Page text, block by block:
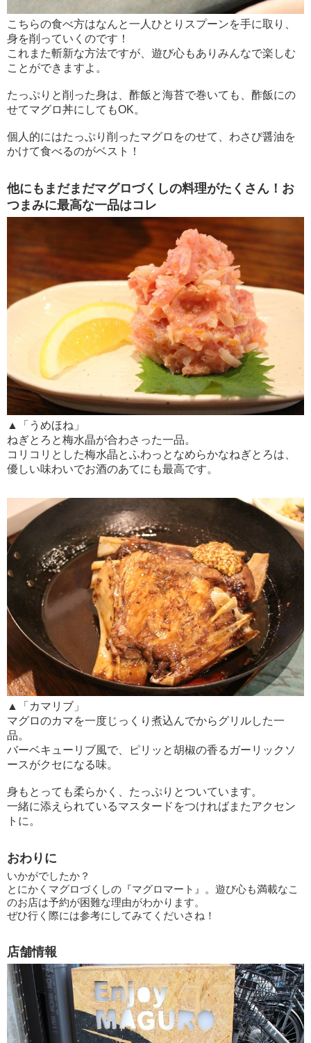
こちらの食べ方はなんと一人ひとりスプーンを手に取り、
身を削っていくのです！
これまた斬新な方法ですが、遊び心もありみんなで楽しむ
ことができますよ。
たっぷりと削った身は、酢飯と海苔で巻いても、酢飯にの
せてマグロ丼にしてもOK。
個人的にはたっぷり削ったマグロをのせて、わさび醤油を
かけて食べるのがベスト！
他にもまだまだマグロづくしの料理がたくさん！お
つまみに最高な一品はコレ
▲「うめほね」
ねぎとろと梅水晶が合わさった一品。
コリコリとした梅水晶とふわっとなめらかなねぎとろは、
優しい味わいでお酒のあてにも最高です。
▲「カマリブ」
マグロのカマを一度じっくり煮込んでからグリルした一
品。
バーベキューリブ風で、ピリッと胡椒の香るガーリックソ
ースがクセになる味。
身もとっても柔らかく、たっぷりとついています。
一緒に添えられているマスタードをつければまたアクセン
トに。
おわりに
いかがでしたか？
とにかくマグロづくしの『マグロマート』。遊び心も満載なこ
のお店は予約が困難な理由がわかります。
ぜひ行く際には参考にしてみてくだいさね！
店舗情報